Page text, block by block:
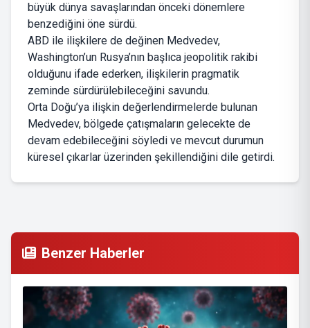
büyük dünya savaşlarından önceki dönemlere
benzediğini öne sürdü.
ABD ile ilişkilere de değinen Medvedev,
Washington’un Rusya’nın başlıca jeopolitik rakibi
olduğunu ifade ederken, ilişkilerin pragmatik
zeminde sürdürülebileceğini savundu.
Orta Doğu’ya ilişkin değerlendirmelerde bulunan
Medvedev, bölgede çatışmaların gelecekte de
devam edebileceğini söyledi ve mevcut durumun
küresel çıkarlar üzerinden şekillendiğini dile getirdi.
Benzer Haberler